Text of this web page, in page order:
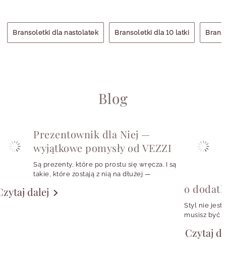
Bransoletki dla nastolatek Bransoletki dla 10 latki
Blog
Prezentownik dla Niej —
wyjątkowe pomysły od VEZZI
Są prezenty, które po prostu się wręcza. I są
takie, które zostają z nią na dłużej —
w małym rytuale zakładania ulubionych
dalej
o
Styl nie jest
musisz być
chcesz
Czytaj